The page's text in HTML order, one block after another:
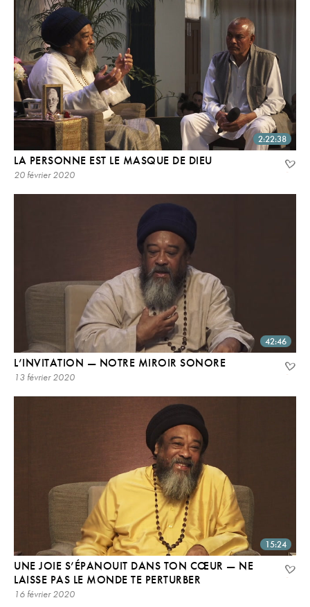
2:22:38
LA PERSONNE EST LE MASQUE DE DIEU
20 février 2020
42:46
L’INVITATION — NOTRE MIROIR SONORE
13 février 2020
15:24
UNE JOIE S’ÉPANOUIT DANS TON CŒUR — NE
LAISSE PAS LE MONDE TE PERTURBER
16 février 2020